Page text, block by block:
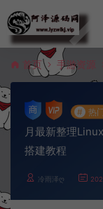
首页 手游资源
# 热
月最新整理
搭建教程
冷雨泽ღ